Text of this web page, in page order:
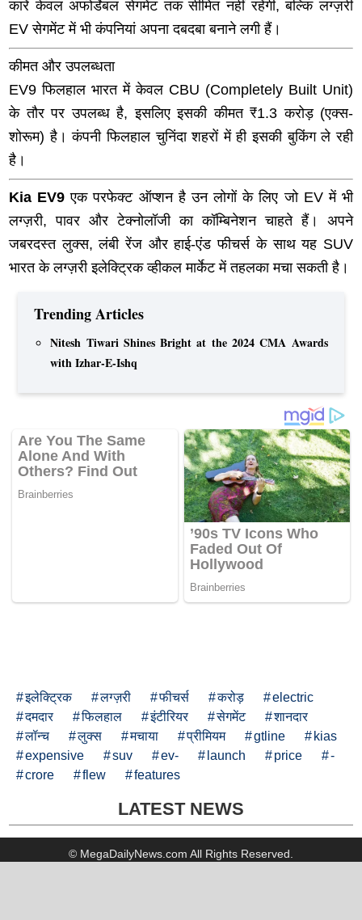
कारें केवल अफोर्डेबल सेगमेंट तक सीमित नहीं रहेंगी, बल्कि लग्ज़री
EV सेगमेंट में भी कंपनियां अपना दबदबा बनाने लगी हैं।
कीमत और उपलब्धता
EV9 फिलहाल भारत में केवल CBU (Completely Built Unit)
के तौर पर उपलब्ध है, इसलिए इसकी कीमत ₹1.3 करोड़ (एक्स-
शोरूम) है। कंपनी फिलहाल चुनिंदा शहरों में ही इसकी बुकिंग ले रही
है।
Kia EV9 एक परफेक्ट ऑप्शन है उन लोगों के लिए जो EV में भी
लग्ज़री, पावर और टेक्नोलॉजी का कॉम्बिनेशन चाहते हैं। अपने
जबरदस्त लुक्स, लंबी रेंज और हाई-एंड फीचर्स के साथ यह SUV
भारत के लग्ज़री इलेक्ट्रिक व्हीकल मार्केट में तहलका मचा सकती है।
Trending Articles
Nitesh Tiwari Shines Bright at the 2024 CMA Awards
with Izhar-E-Ishq
इलेक्ट्रिक लग्ज़री फीचर्स करोड़
electric
दमदार
फिलहाल इंटीरियर सेगमेंट
शानदार
लॉन्च
लुक्स मचाया प्रीमियम gtline
kias
expensive
suv ev- launch price
-
crore
flew features
LATEST NEWS
© MegaDailyNews.com All Rights Reserved.